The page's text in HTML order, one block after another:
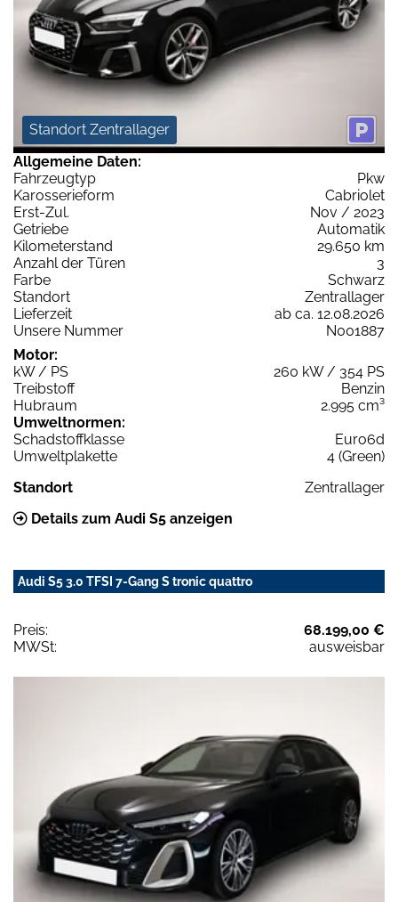
Standort Zentrallager
Allgemeine Daten:
Fahrzeugtyp
Pkw
Karosserieform
Cabriolet
Erst-Zul.
Nov / 2023
Getriebe
Automatik
Kilometerstand
29.650 km
Anzahl der Türen
3
Farbe
Schwarz
Standort
Zentrallager
Lieferzeit
ab ca. 12.08.2026
Unsere Nummer
N001887
Motor:
kW / PS
260 kW / 354 PS
Treibstoff
Benzin
Hubraum
2.995 cm³
Umweltnormen:
Schadstoffklasse
Euro6d
Umweltplakette
4 (Green)
Standort
Zentrallager
Details zum Audi S5 anzeigen
Audi S5 3.0 TFSI 7-Gang S tronic quattro
Preis:
68.199,00 €
MWSt:
ausweisbar